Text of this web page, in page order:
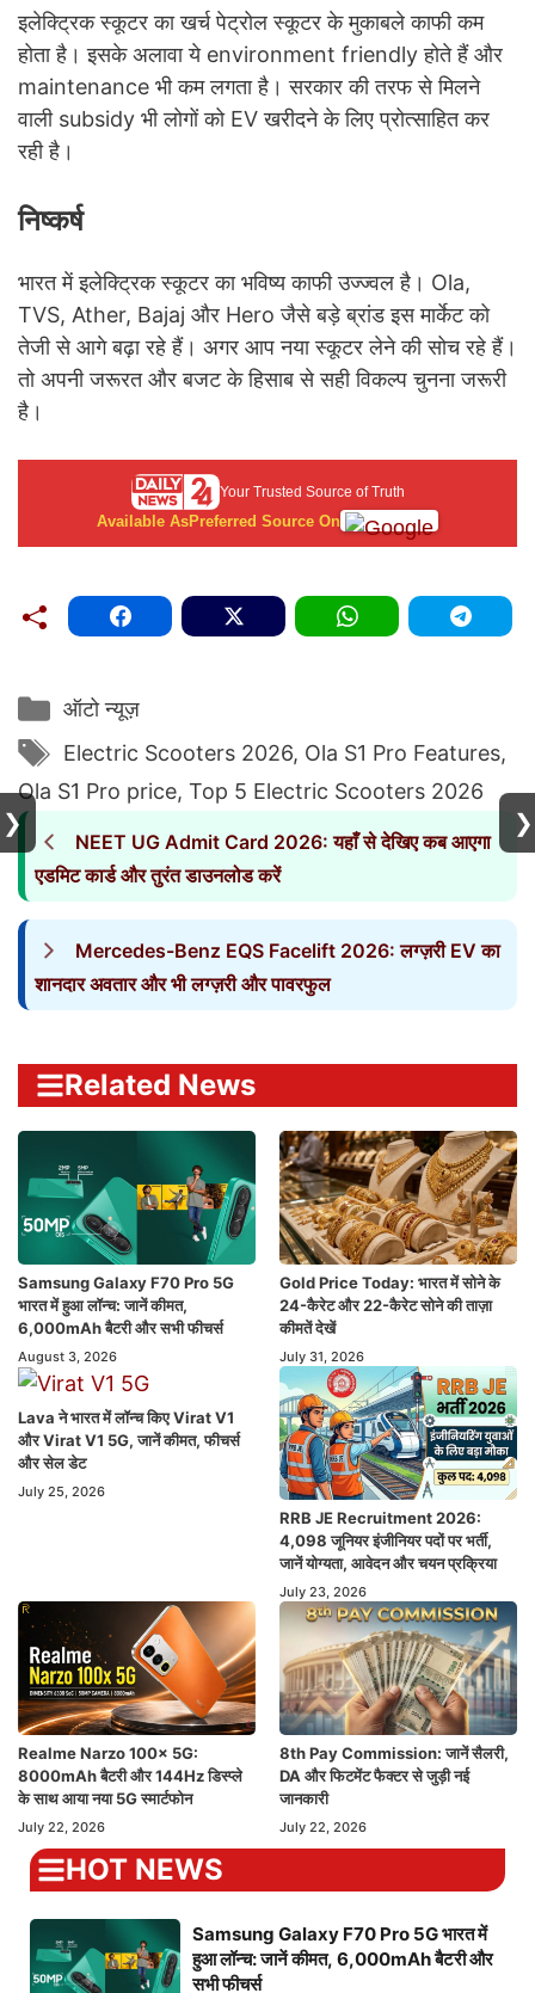
इलेक्ट्रिक स्कूटर का खर्च पेट्रोल स्कूटर के मुकाबले काफी कम
होता है। इसके अलावा ये environment friendly होते हैं और
maintenance भी कम लगता है। सरकार की तरफ से मिलने
वाली subsidy भी लोगों को EV खरीदने के लिए प्रोत्साहित कर
रही है।
निष्कर्ष
भारत में इलेक्ट्रिक स्कूटर का भविष्य काफी उज्ज्वल है। Ola,
TVS, Ather, Bajaj और Hero जैसे बड़े ब्रांड इस मार्केट को
तेजी से आगे बढ़ा रहे हैं। अगर आप नया स्कूटर लेने की सोच रहे हैं।
तो अपनी जरूरत और बजट के हिसाब से सही विकल्प चुनना जरूरी
है।
Your Trusted Source of Truth
Available AsPreferred Source On
Categories
ऑटो न्यूज़
Tags
Electric Scooters 2026, Ola S1 Pro Features,
Ola S1 Pro price, Top 5 Electric Scooters 2026
NEET UG Admit Card 2026: यहाँ से देखिए कब आएगा
एडमिट कार्ड और तुरंत डाउनलोड करें
Mercedes-Benz EQS Facelift 2026: लग्ज़री EV का
शानदार अवतार और भी लग्ज़री और पावरफुल
Related News
Samsung Galaxy F70 Pro 5G
भारत में हुआ लॉन्च: जानें कीमत,
6,000mAh बैटरी और सभी फीचर्स
August 3, 2026
Gold Price Today: भारत में सोने के
24-कैरेट और 22-कैरेट सोने की ताज़ा
कीमतें देखें
July 31, 2026
Lava ने भारत में लॉन्च किए Virat V1
और Virat V1 5G, जानें कीमत, फीचर्स
और सेल डेट
July 25, 2026
RRB JE Recruitment 2026:
4,098 जूनियर इंजीनियर पदों पर भर्ती,
जानें योग्यता, आवेदन और चयन प्रक्रिया
July 23, 2026
Realme Narzo 100x 5G:
8000mAh बैटरी और 144Hz डिस्प्ले
के साथ आया नया 5G स्मार्टफोन
July 22, 2026
8th Pay Commission: जानें सैलरी,
DA और फिटमेंट फैक्टर से जुड़ी नई
जानकारी
July 22, 2026
HOT NEWS
Samsung Galaxy F70 Pro 5G भारत में
हुआ लॉन्च: जानें कीमत, 6,000mAh बैटरी और
सभी फीचर्स
❯ ❯